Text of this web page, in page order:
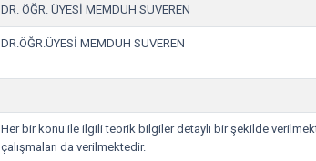
DR. ÖĞR. ÜYESİ MEMDUH SUVEREN
DR.ÖĞR.ÜYESİ MEMDUH SUVEREN
-
Her bir konu ile ilgili teorik bilgiler detaylı bir şekilde
çalışmaları da verilmektedir.